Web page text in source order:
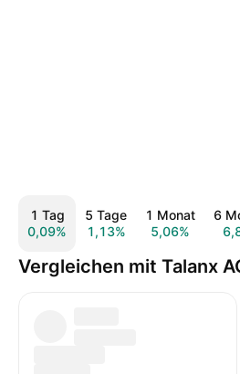
1 Tag
0,09%
5 Tage
1,13%
1 Monat
5,06%
6
Vergleichen mit Talanx